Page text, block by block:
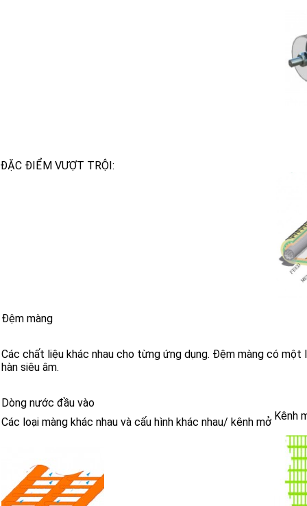
ĐẶC ĐIỂM VƯỢT TRỘI:
Đệm màng
Các chất liệu khác nhau cho từng ứng dụng. Đệm màng có
hàn siêu âm.
Dòng nước đầu vào
Các loại màng khác nhau và cấu hình khác nhau/ kênh mở Kênh